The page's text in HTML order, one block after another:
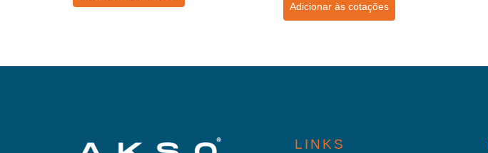
Adicionar às cotações
LINKS